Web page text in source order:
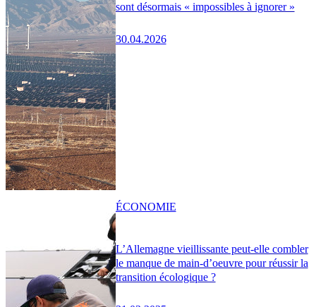
sont désormais « impossibles à ignorer »
30.04.2026
L’Allemagne vieillissante peut-elle combler
le manque de main-d’oeuvre pour réussir la
transition écologique ?
ÉCONOMIE